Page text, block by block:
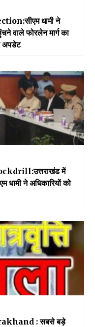
धामी ने
वाले फोरलेन मार्ग का
अपडेट
में
धामी ने अधिकारियों को
: सबसे बड़े